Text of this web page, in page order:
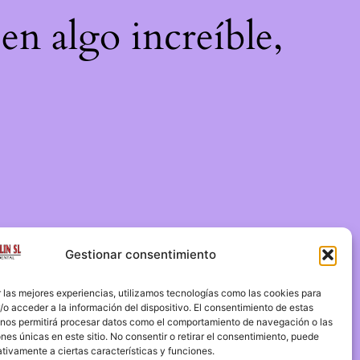
Gestionar consentimiento
las mejores experiencias, utilizamos tecnologías como las cookies para
o acceder a la información del dispositivo. El consentimiento de estas
permitirá procesar datos como el comportamiento de navegación o las
únicas en este sitio. No consentir o retirar el consentimiento, puede
a ciertas características y funciones.
en algo increíble,